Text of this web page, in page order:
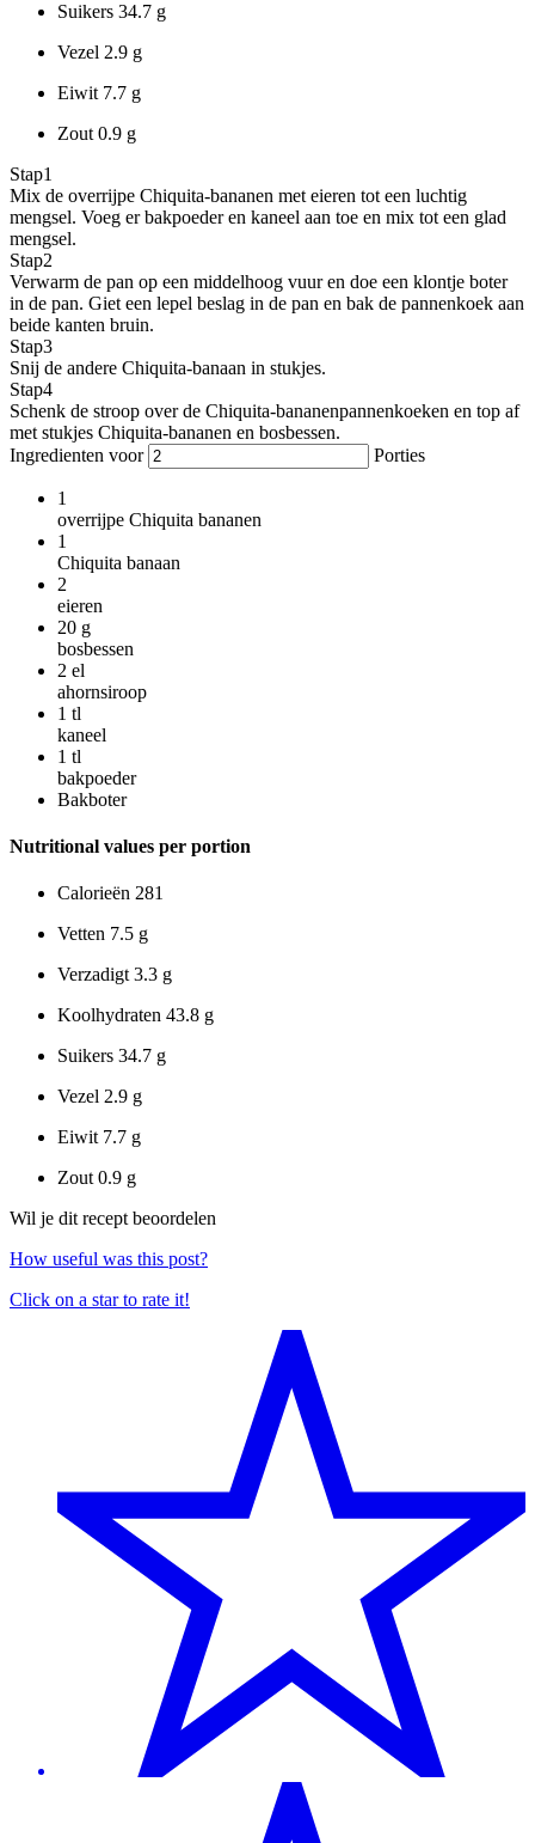
Suikers 34.7 g
Vezel 2.9 g
Eiwit 7.7 g
Zout 0.9 g
Stap1
Mix de overrijpe Chiquita-bananen met eieren tot een luchtig
mengsel. Voeg er bakpoeder en kaneel aan toe en mix tot een glad
mengsel.
Stap2
Verwarm de pan op een middelhoog vuur en doe een klontje boter
in de pan. Giet een lepel beslag in de pan en bak de pannenkoek aan
beide kanten bruin.
Stap3
Snij de andere Chiquita-banaan in stukjes.
Stap4
Schenk de stroop over de Chiquita-bananenpannenkoeken en top af
met stukjes Chiquita-bananen en bosbessen.
Ingredienten voor
Porties
1
overrijpe Chiquita bananen
1
Chiquita banaan
2
eieren
20 g
bosbessen
2 el
ahornsiroop
1 tl
kaneel
1 tl
bakpoeder
Bakboter
Nutritional values per portion
Calorieën 281
Vetten 7.5 g
Verzadigt3.3 g
Koolhydraten 43.8 g
Suikers 34.7 g
Vezel 2.9 g
Eiwit 7.7 g
Zout0.9 g
Wil je dit recept beoordelen
How useful was this post?
Click on a star to rate it!